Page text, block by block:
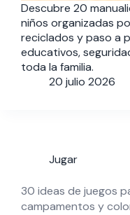
Descubre 20
niños organizadas
reciclados y paso a
educativos,
toda la familia.
20 julio 2026
Jugar
30 ideas de juegos
campamentos y